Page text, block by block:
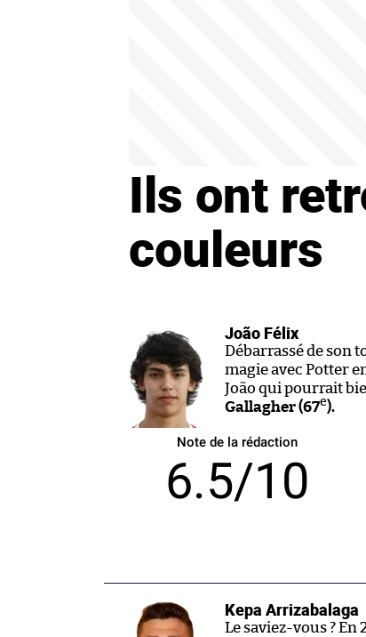
Ils ont
couleurs
João Félix
Débarrassé de son
magie avec Potter
João qui pourrait
Gallagher (67e).
Note de la rédaction
6.5/10
Kepa Arrizabalaga
Le saviez-vous ?